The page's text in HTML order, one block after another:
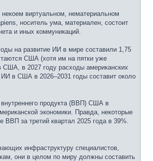
виртуальном, нематериальном
носитель ума, материален, состоит
и иных коммуникаций.
на развитие ИИ в мире составили 1,75
США (хотя им на пятки уже
США, в 2027 году расходы американских
в США в 2026–2031 годы составит около
внутреннего продукта (ВВП) США в
экономики. Правда, некоторые
за третий квартал 2025 года в 39%.
инфраструктуру специалистов,
они в целом по миру должны составить